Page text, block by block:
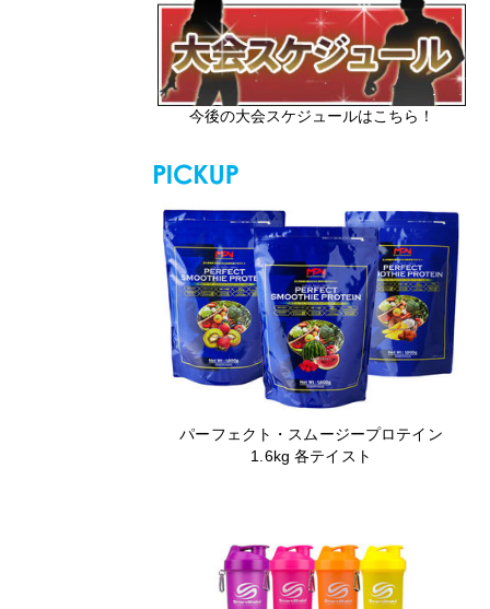
今後の大会スケジュールはこちら！
パーフェクト・スムージープロテイン
1.6kg 各テイスト